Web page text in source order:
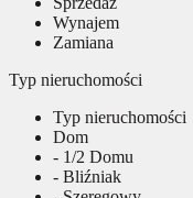
Wynajem
Zamiana
Typ nieruchomości
Typ nieruchomości
Dom
- 1/2 Domu
- Bliźniak